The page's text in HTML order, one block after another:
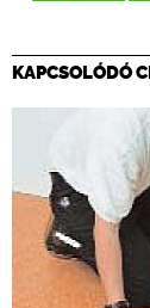
KAPCSOLÓDÓ